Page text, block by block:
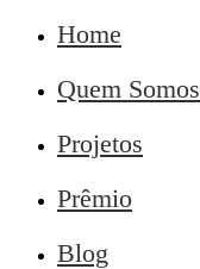
Home
Quem Somos
Projetos
Prêmio
Blog